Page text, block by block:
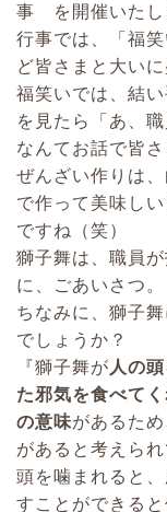
事 を開催いたし
行事では、「福
ど皆さまと大い
福笑いでは、結
を見たら「あ、
なんてお話で皆さ
ぜんざい作りは
で作って美味し
ですね（笑）
獅子舞は、職員
に、ごあいさつ。
ちなみに、獅子
でしょうか？
『獅子舞が 人の
た邪気を食べて
の意味があるた
があると考えら
頭を噛まれると
すことができる